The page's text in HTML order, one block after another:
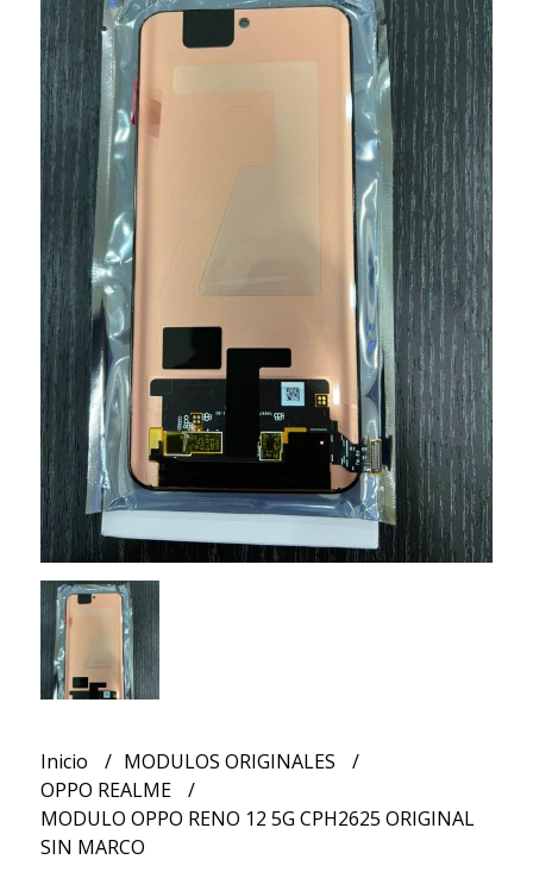
Inicio
MODULOS ORIGINALES
OPPO REALME
MODULO OPPO RENO 12 5G CPH2625 ORIGINAL
SIN MARCO